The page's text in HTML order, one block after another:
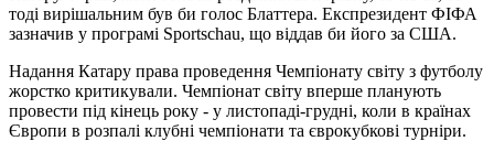
тоді вирішальним був би голос Блаттера. Експрезидент ФІФА
зазначив у програмі Sportschau, що віддав би його за США.
Надання Катару права проведення Чемпіонату світу з футболу
жорстко критикували. Чемпіонат світу вперше планують
провести під кінець року - у листопаді-грудні, коли в країнах
Європи в розпалі клубні чемпіонати та єврокубкові турніри.